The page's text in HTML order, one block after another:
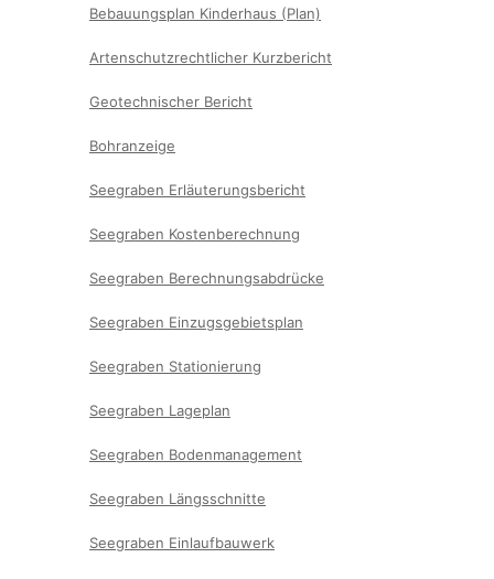
Bebauungsplan Kinderhaus (Plan)
Artenschutzrechtlicher Kurzbericht
Geotechnischer Bericht
Bohranzeige
Seegraben Erläuterungsbericht
Seegraben Kostenberechnung
Seegraben Berechnungsabdrücke
Seegraben Einzugsgebietsplan
Seegraben Stationierung
Seegraben Lageplan
Seegraben Bodenmanagement
Seegraben Längsschnitte
Seegraben Einlaufbauwerk